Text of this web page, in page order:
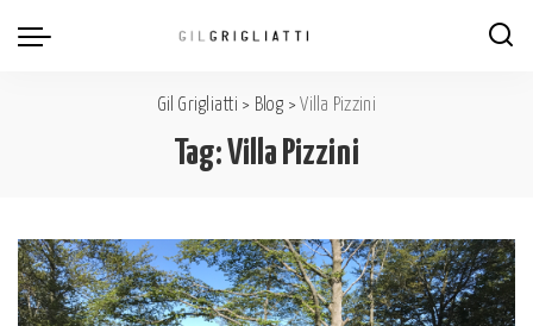
Gil Grigliatti > Blog >Villa Pizzini
Tag:Villa Pizzini